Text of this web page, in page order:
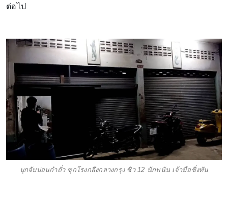
ต่อไป
บุกจับบ่อนกำถั่ว ซุกโรงกลึงกลางกรุง ซิว 12 นักพนัน เจ้ามือชิ่งทัน